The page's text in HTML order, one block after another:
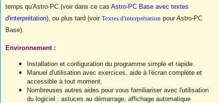
temps qu'Astro-PC (voir dans ce cas Astro-PC Base avec textes
d'interprétation), ou plus tard (voir Textes d'interprétation pour Astro-PC
Base).
Environnement :
Installation et configuration du programme simple et rapide.
Manuel d'utilisation avec exercices, aide à l'écran complète et
accessible à tout moment.
Nombreuses autres aides pour vous familiariser avec l'utilisation
du logiciel : astuces au démarrage, affichage automatique